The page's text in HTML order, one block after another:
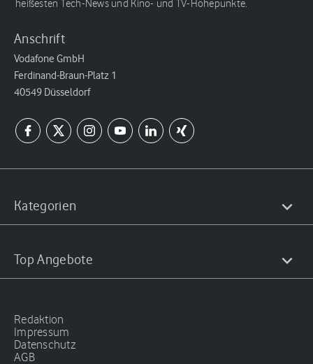
heißesten Tech-News und Kino- und TV-Höhepunkte.
Anschrift
Vodafone GmbH
Ferdinand-Braun-Platz 1
40549 Düsseldorf
Kategorien
Top Angebote
Redaktion
Impressum
Datenschutz
AGB